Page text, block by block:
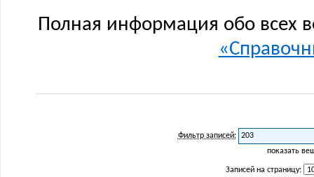
Полная информация обо всех
Фильтр записей:
показать
Записей на страницу: